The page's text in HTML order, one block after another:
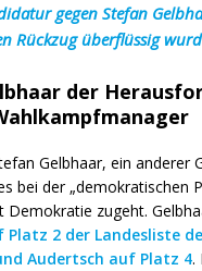
gegen Stefan
Rückzug überflüssig
der
Gelbhaar, ein anderer
bei der „demokratischen
Demokratie zugeht.
Platz 2 der Landesliste
Audertsch auf Platz 4.